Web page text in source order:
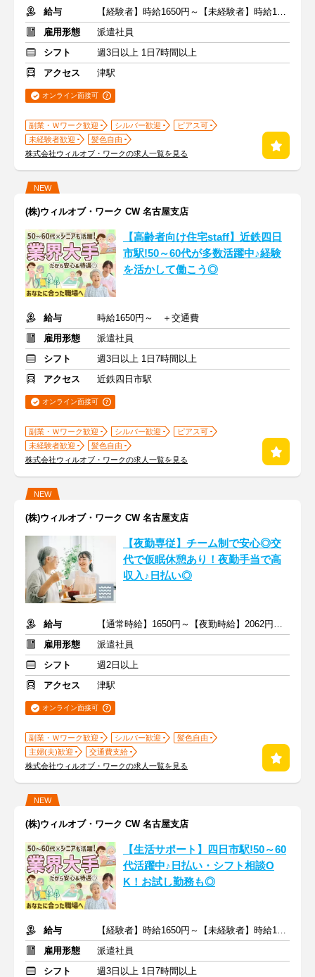
給与
【経験者】時給1650円～【未経験者】時給1500円～ ＋交通費
雇用形態
派遣社員
シフト
週3日以上 1日7時間以上
アクセス
津駅
オンライン面接可
副業・Ｗワーク歓迎 シルバー歓迎
ピアス可
未経験者歓迎
髪色自由
株式会社ウィルオブ・ワークの求人一覧を見る
NEW
(株)ウィルオブ・ワーク CW 名古屋支店
【高齢者向け住宅staff】近鉄四日
市駅!50～60代が多数活躍中♪経験
を活かして働こう◎
給与
時給1650円～ ＋交通費
雇用形態
派遣社員
シフト
週3日以上 1日7時間以上
アクセス
近鉄四日市駅
オンライン面接可
副業・Ｗワーク歓迎 シルバー歓迎
ピアス可
未経験者歓迎
髪色自由
株式会社ウィルオブ・ワークの求人一覧を見る
NEW
(株)ウィルオブ・ワーク CW 名古屋支店
【夜勤専従】チーム制で安心◎交
代で仮眠休憩あり！夜勤手当で高
収入♪日払い◎
給与
【通常時給】1650円～【夜勤時給】2062円～ ＋交通費
雇用形態
派遣社員
シフト
週2日以上
アクセス
津駅
オンライン面接可
副業・Ｗワーク歓迎 シルバー歓迎
髪色自由
主婦(夫)歓迎
交通費支給
株式会社ウィルオブ・ワークの求人一覧を見る
NEW
(株)ウィルオブ・ワーク CW 名古屋支店
【生活サポート】四日市駅!50～60
代活躍中♪日払い・シフト相談O
K！お試し勤務も◎
給与
【経験者】時給1650円～【未経験者】時給1500円～ ＋交通費
雇用形態
派遣社員
シフト
週3日以上 1日7時間以上